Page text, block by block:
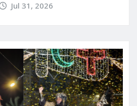
Jul 31, 2026